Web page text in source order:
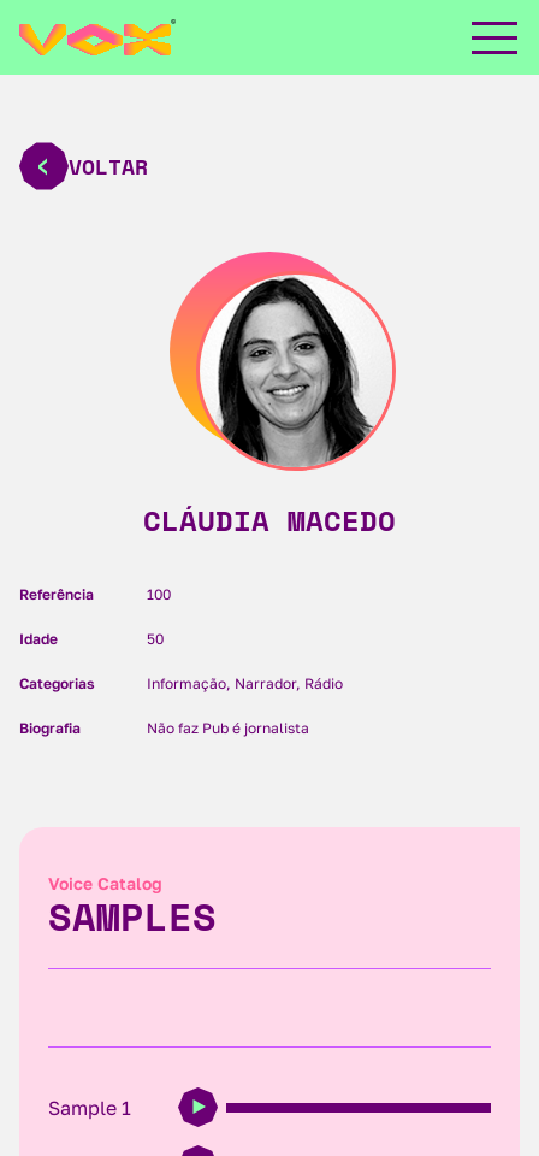
VOLTAR
CLÁUDIA MACEDO
Referência 100
Idade 50
Categorias Informação, Narrador, Rádio
Biografia Não faz Pub é jornalista
Voice Catalog
SAMPLES
Sample 1